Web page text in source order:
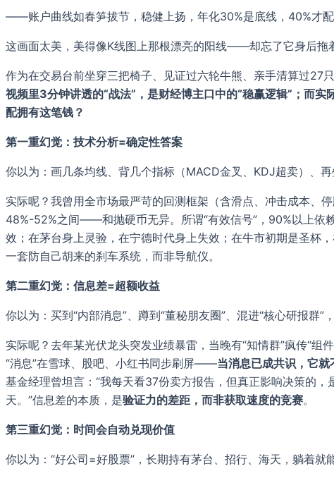
——账户曲线如春笋拔节，稳健上扬，年化30%是底线，40%才配
这画面太美，美得像K线图上那根漂亮的阳线——却忘了它身后拖
作为在交易台前坐穿三把椅子、见证过六轮牛熊、亲手清算过
视频里3分钟讲透的“战法”，是财经博主口中的“稳赢逻辑”；而
配拥有这笔钱？
第一重幻觉：技术分析=确定性答案
你以为：画几条均线、背几个指标（MACD金叉、KDJ超卖）、再
实际呢？我曾用全市场最严苛的回测框架（含滑点、冲击成本、
48%-52%之间——和抛硬币无异。所谓“有效信号”，90%以上依
效；在茅台身上灵验，在宁德时代身上失效；在牛市初期是圣杯
一套防自己胡来的刹车系统，而非导航仪。
第二重幻觉：信息差=超额收益
你以为：买到“内部消息”、蹲到“董秘朋友圈”、混进“核心研报群”
实际呢？去年某光伏龙头突发业绩暴雷，当晚有“知情群”疯传“
“消息”在雪球、股吧、小红书同步刷屏——当消息已成共识，它
基金经理曾坦言：“我每天看37份卖方报告，但真正影响决策的
天。”信息差的本质，是验证力的差距，而非获取速度的竞赛。
第三重幻觉：时间会自动兑现价值
你以为：“好公司=好股票”，长期持有茅台、招行、海天，躺着就能